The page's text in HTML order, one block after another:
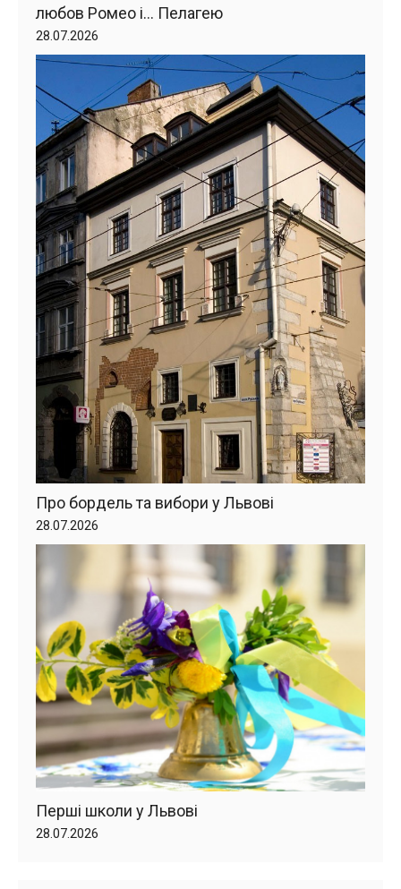
любов Ромео і… Пелагею
28.07.2026
Про бордель та вибори у Львові
28.07.2026
Перші школи у Львові
28.07.2026